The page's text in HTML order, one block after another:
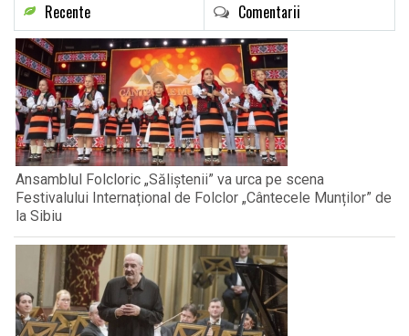
Recente Comentarii
Ansamblul Folcloric „Săliștenii” va urca pe scena
Festivalului Internațional de Folclor „Cântecele Munților” de
la Sibiu